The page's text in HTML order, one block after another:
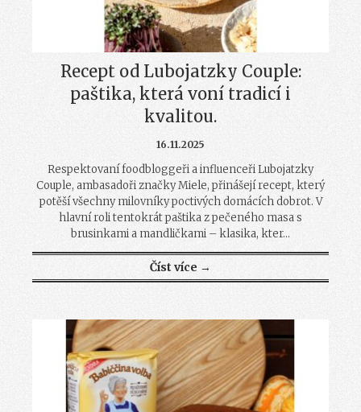
Recept od Lubojatzky Couple:
paštika, která voní tradicí i
kvalitou.
16.11.2025
Respektovaní foodbloggeři a influenceři Lubojatzky
Couple, ambasadoři značky Miele, přinášejí recept, který
potěší všechny milovníky poctivých domácích dobrot. V
hlavní roli tentokrát paštika z pečeného masa s
brusinkami a mandličkami – klasika, kter...
Číst více →